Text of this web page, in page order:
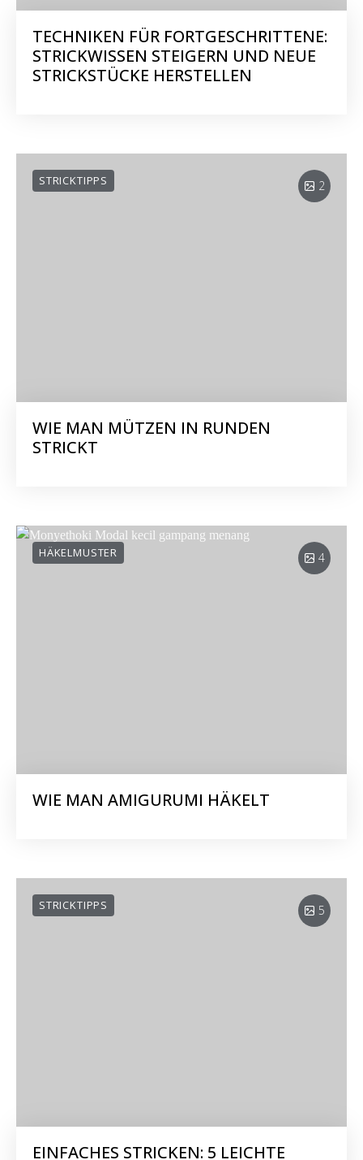
TECHNIKEN FÜR FORTGESCHRITTENE:
STRICKWISSEN STEIGERN UND NEUE
STRICKSTÜCKE HERSTELLEN
2
STRICKTIPPS
WIE MAN MÜTZEN IN RUNDEN
STRICKT
4
HÄKELMUSTER
WIE MAN AMIGURUMI HÄKELT
5
STRICKTIPPS
EINFACHES STRICKEN: 5 LEICHTE